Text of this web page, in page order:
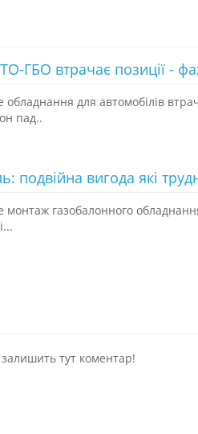
ГБО втрачає позиції -
обладнання для автомобілів
пад..
подвійна вигода які
монтаж газобалонного
тут коментар!